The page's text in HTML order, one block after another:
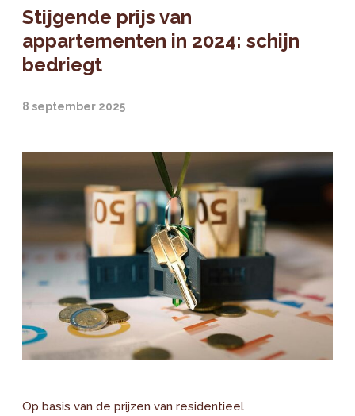
Stijgende prijs van
appartementen in 2024: schijn
bedriegt
8 september 2025
Op basis van de prijzen van residentieel